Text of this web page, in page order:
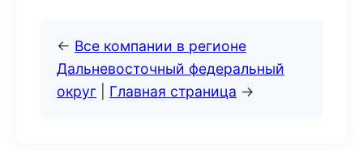
← Все компании в регионе
Дальневосточный федеральный
округ
Главная страница →